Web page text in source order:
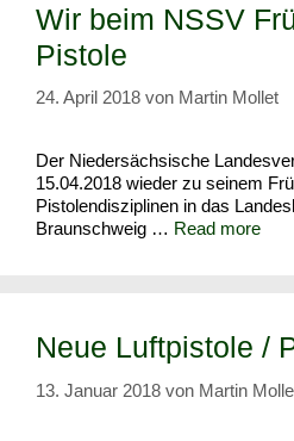
Wir beim NSSV
Pistole
24. April 2018 von Martin Mollet
Der Niedersächsische
15.04.2018 wieder zu seinem
Pistolendisziplinen in das
Braunschweig … Read more
Neue Luftpistole /
13. Januar 2018 von Martin